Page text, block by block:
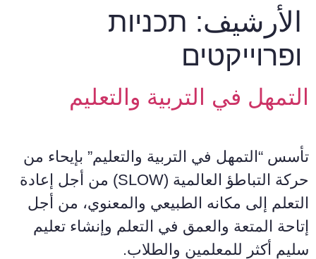
الأرشيف: תכניות
ופרוייקטים
التمهل في التربية والتعليم
تأسس “التمهل في التربية والتعليم” بإيحاء من
حركة التباطؤ العالمية (SLOW) من أجل إعادة
التعلم إلى مكانه الطبيعي والمعنوي، من أجل
إتاحة المتعة والعمق في التعلم وإنشاء تعليم
سليم أكثر للمعلمين والطلاب.